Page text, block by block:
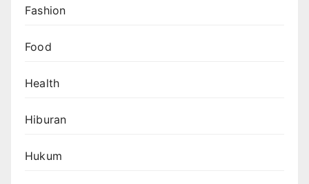
Fashion
Food
Health
Hiburan
Hukum